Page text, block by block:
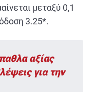
μεταξύ 0,1
3.25*.
αξίας
για την